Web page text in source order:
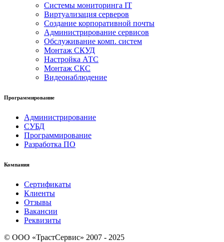
Системы мониторинга IT
Виртуализация серверов
Создание корпоративной почты
Администрирование сервисов
Обслуживание комп. систем
Монтаж СКУД
Настройка АТС
Монтаж СКС
Видеонаблюдение
Программирование
Администрирование
СУБД
Программирование
Разработка ПО
Компания
Сертификаты
Клиенты
Отзывы
Вакансии
Реквизиты
© OOO «ТрастСервис» 2007 - 2025